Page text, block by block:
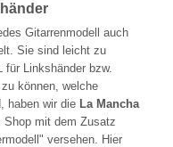
Gitarrenmodell auch
Sie sind leicht zu
für Linkshänder bzw.
können, welche
haben wir die La Mancha
mit dem Zusatz
versehen. Hier